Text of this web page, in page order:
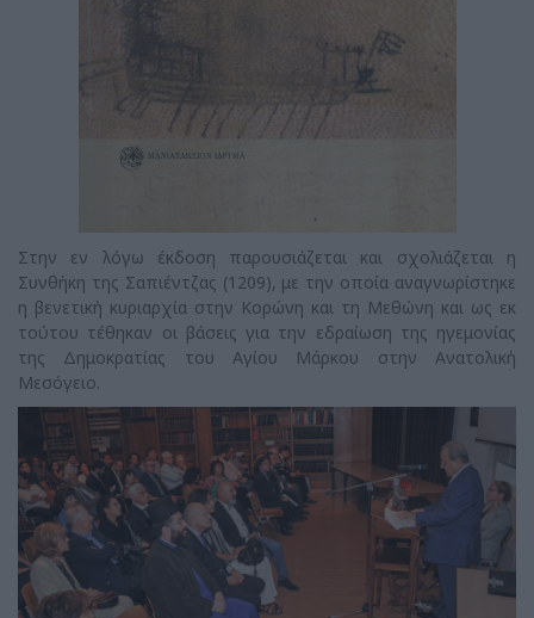
Στην εν λόγω έκδοση παρουσιάζεται και σχολιάζεται η
Συνθήκη της Σαπιέντζας (1209), με την οποία αναγνωρίστηκε
η βενετική κυριαρχία στην Κορώνη και τη Μεθώνη και ως εκ
τούτου τέθηκαν οι βάσεις για την εδραίωση της ηγεμονίας
της Δημοκρατίας του Αγίου Μάρκου στην Ανατολική
Μεσόγειο.